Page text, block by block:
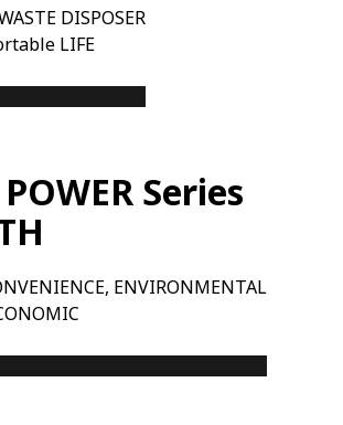
DISPOSER
LIFE
Series
ENVIRONMENTAL